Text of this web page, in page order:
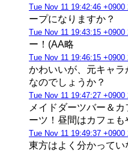
Tue Nov 11 19:42:46 +0900
ープになりますか？
Tue Nov 11 19:43:15 +0900
ー！(AA略
Tue Nov 11 19:46:15 +0900
かわいいが、元キャ
なのでしょうか？
Tue Nov 11 19:47:27 +0900
メイドダーツバー＆
ーツ！昼間はカフェ
Tue Nov 11 19:49:37 +0900
東方はよく分かって